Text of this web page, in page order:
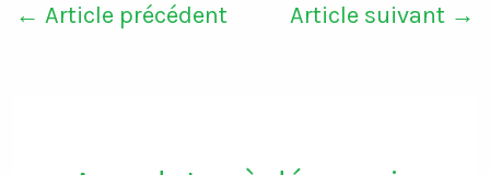
← Article précédent Article suivant →